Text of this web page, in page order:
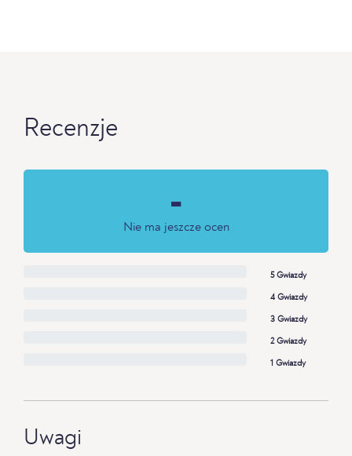
Recenzje
-
Nie ma jeszcze ocen
5 Gwiazdy
4 Gwiazdy
3 Gwiazdy
2 Gwiazdy
1 Gwiazdy
Uwagi